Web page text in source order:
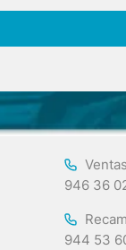
Ventas
946 36
944 53